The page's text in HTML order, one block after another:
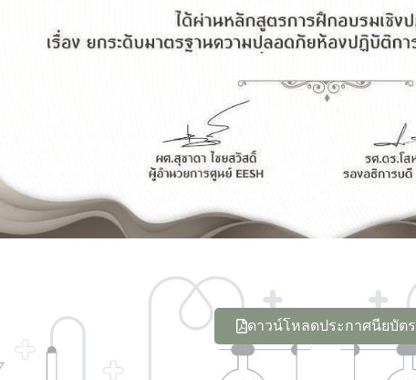
ดาวน์โหลดประกาศนียบัตร